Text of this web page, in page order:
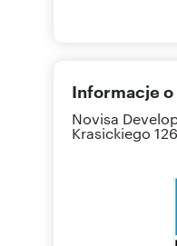
Informacje o
Novisa
Krasickiego